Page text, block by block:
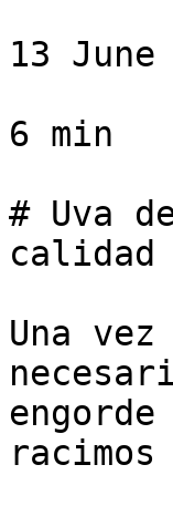
13 June
6 min
# Uva
Una